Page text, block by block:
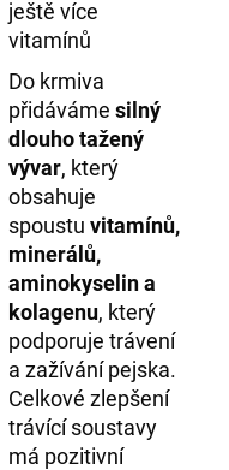
ještě více
vitamínů
Do krmiva
přidáváme silný
dlouho tažený
vývar, který
obsahuje
spoustu vitamínů,
minerálů,
aminokyselin a
kolagenu, který
podporuje trávení
a zažívání pejska.
Celkové zlepšení
trávící soustavy
má pozitivní